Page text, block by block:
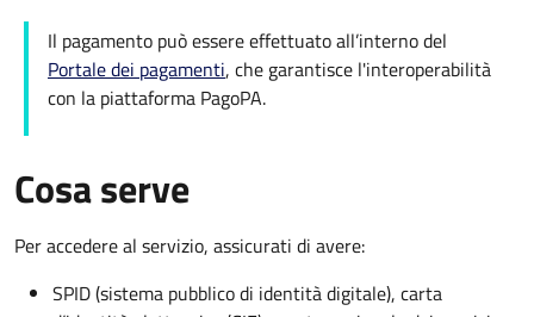
Il pagamento può essere effettuato all’interno del
Portale dei pagamenti, che garantisce l'interoperabilità
con la piattaforma PagoPA.
Cosa serve
Per accedere al servizio, assicurati di avere:
SPID (sistema pubblico di identità digitale), carta